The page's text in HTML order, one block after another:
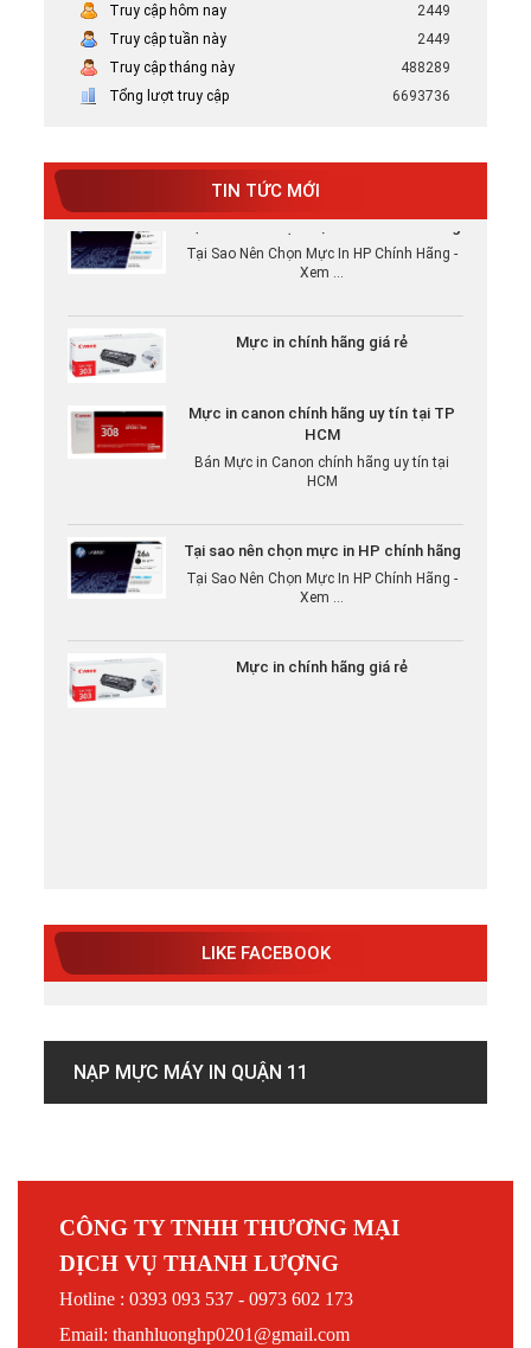
Truy cập hôm nay
2449
Truy cập tuần này
2449
Truy cập tháng này
488289
Tổng lượt truy cập
6693736
TIN TỨC MỚI
Tại sao nên chọn mực in HP chính hãng
Tại Sao Nên Chọn Mực In HP Chính Hãng -
Xem ...
Mực in chính hãng giá rẻ
Mực in canon chính hãng uy tín tại TP
HCM
Bán Mực in Canon chính hãng uy tín tại
HCM
Tại sao nên chọn mực in HP chính hãng
Tại Sao Nên Chọn Mực In HP Chính Hãng -
Xem ...
Mực in chính hãng giá rẻ
LIKE FACEBOOK
NẠP MỰC MÁY IN QUẬN 11
CÔNG TY TNHH THƯƠNG MẠI
DỊCH VỤ THANH LƯỢNG
Hotline : 0393 093 537 - 0973 602 173
Email: thanhluonghp0201@gmail.com